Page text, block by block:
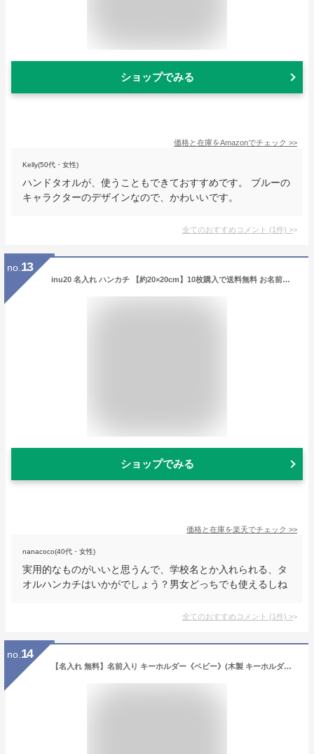
ショップでみる
価格と在庫をAmazonでチェック >>
Kelly(50代・女性)
ハンドタオルが、使うこともできておすすめです。 ブルーの
キャラクターのデザインなので、かわいいです。
全てのおすすめコメント (1件) >
no. 13
inu20 名入れ ハンカチ 【約20×20cm】10枚購入で送料無料 お名前刺繍入りハンカチタオル ハンドタオル タオルハンカチ プレゼント ギフト 名入れ刺繍 子供 キッズ 記念品 ネーム刺繍 プチギフト 入園 入学 卒園 卒業 幼稚園 保育園 小学校 オリジナルタオル 卒園記念品
ショップでみる
価格と在庫を楽天でチェック >>
nanacoco(40代・女性)
実用的なものがいいと思うんで、学校名とか入れられる、タ
オルハンカチはいかがでしょう？男女どっちでも使えるしね
全てのおすすめコメント (1件) >
no. 14
【名入れ 無料】名前入り キーホルダー《ベビー》(木製 キーホルダー 名入れキーホルダー 名入れ ネーム 名前札 オリジナル ネームタグ ギフト プレゼント 誕生日 記念品 卒業 卒業記念 卒団記念 卒団 卒園 卒園記念品 入園祝い 記念 幼稚園 保育園 習い事 通園バッグ)